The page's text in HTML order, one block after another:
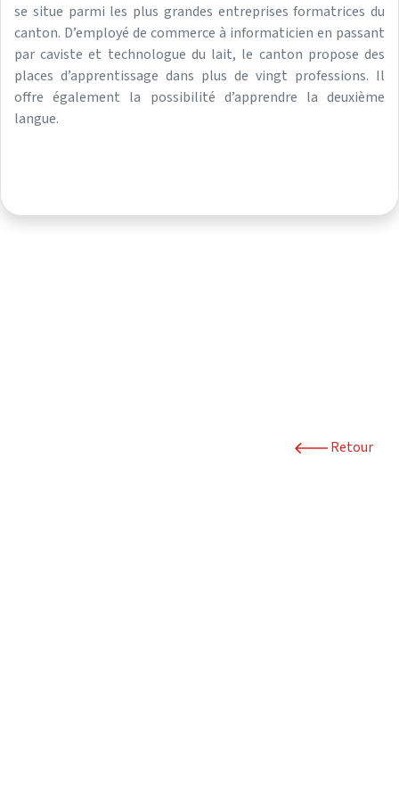
se situe parmi les plus grandes entreprises formatrices du
canton. D’employé de commerce à informaticien en passant
par caviste et technologue du lait, le canton propose des
places d’apprentissage dans plus de vingt professions. Il
offre également la possibilité d’apprendre la deuxième
langue.
Retour